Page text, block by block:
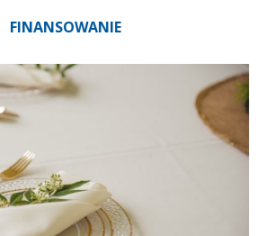
FINANSOWANIE